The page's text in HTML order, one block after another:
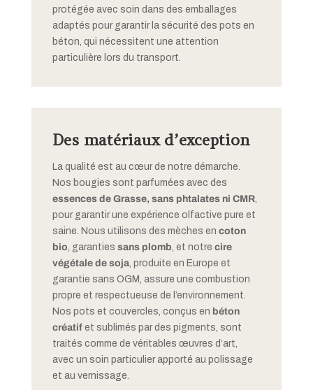
protégée avec soin dans des emballages
adaptés pour garantir la sécurité des pots en
béton, qui nécessitent une attention
particulière lors du transport.
Des matériaux d’exception
La qualité est au cœur de notre démarche.
Nos bougies sont parfumées avec des
essences de Grasse, sans phtalates ni CMR,
pour garantir une expérience olfactive pure et
saine. Nous utilisons des mèches en coton
bio, garanties sans plomb, et notre cire
végétale de soja, produite en Europe et
garantie sans OGM, assure une combustion
propre et respectueuse de l’environnement.
Nos pots et couvercles, conçus en béton
créatifet sublimés par des pigments, sont
traités comme de véritables œuvres d’art,
avec un soin particulier apporté au polissage
et au vernissage.